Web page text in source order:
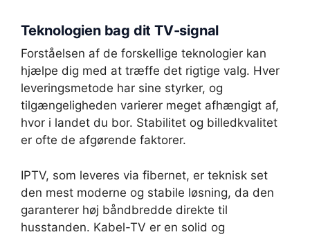
Teknologien bag dit TV-signal
Forståelsen af de forskellige teknologier kan
hjælpe dig med at træffe det rigtige valg. Hver
leveringsmetode har sine styrker, og
tilgængeligheden varierer meget afhængigt af,
hvor i landet du bor. Stabilitet og billedkvalitet
er ofte de afgørende faktorer.
IPTV, som leveres via fibernet, er teknisk set
den mest moderne og stabile løsning, da den
garanterer høj båndbredde direkte til
husstanden. Kabel-TV er en solid og